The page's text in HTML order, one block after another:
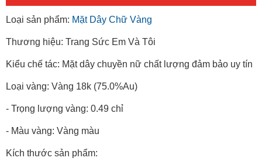
Loại sản phẩm: Mặt Dây Chữ Vàng
Thương hiệu: Trang Sức Em Và Tôi
Kiểu chế tác: Mặt dây chuyền nữ chất lượng đảm bảo uy tín
Loại vàng: Vàng 18k (75.0%Au)
- Trọng lượng vàng: 0.49 chỉ
- Màu vàng: Vàng màu
Kích thước sản phẩm: